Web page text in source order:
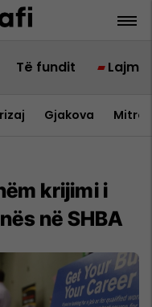
Të fundit Lajme
Gjakova
krijimi i
në SHBA